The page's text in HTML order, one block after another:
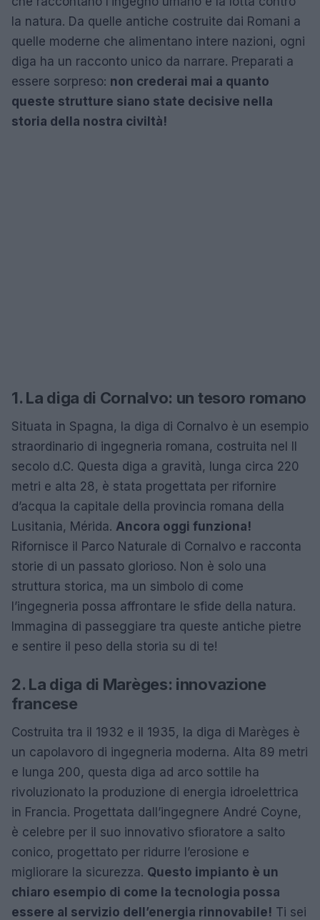
la natura. Da quelle antiche costruite dai Romani a
quelle moderne che alimentano intere nazioni, ogni
diga ha un racconto unico da narrare. Preparati a
essere sorpreso: non crederai mai a quanto
queste strutture siano state decisive nella
storia della nostra civiltà!
1. La diga di Cornalvo: un tesoro romano
Situata in Spagna, la diga di Cornalvo è un esempio
straordinario di ingegneria romana, costruita nel II
secolo d.C. Questa diga a gravità, lunga circa 220
metri e alta 28, è stata progettata per rifornire
d’acqua la capitale della provincia romana della
Lusitania, Mérida. Ancora oggi funziona!
Rifornisce il Parco Naturale di Cornalvo e racconta
storie di un passato glorioso. Non è solo una
struttura storica, ma un simbolo di come
l’ingegneria possa affrontare le sfide della natura.
Immagina di passeggiare tra queste antiche pietre
e sentire il peso della storia su di te!
2. La diga di Marèges: innovazione
francese
Costruita tra il 1932 e il 1935, la diga di Marèges è
un capolavoro di ingegneria moderna. Alta 89 metri
e lunga 200, questa diga ad arco sottile ha
rivoluzionato la produzione di energia idroelettrica
in Francia. Progettata dall’ingegnere André Coyne,
è celebre per il suo innovativo sfioratore a salto
conico, progettato per ridurre l’erosione e
migliorare la sicurezza. Questo impianto è un
chiaro esempio di come la tecnologia possa
essere al servizio dell’energia rinnovabile! Ti sei